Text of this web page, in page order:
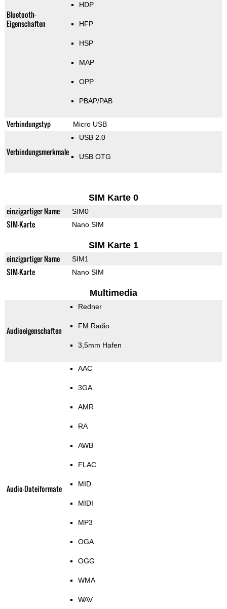
Bluetooth-
Eigenschaften
HDP
HFP
HSP
MAP
OPP
PBAP/PAB
Verbindungstyp Micro USB
Verbindungsmerkmale
USB 2.0
USB OTG
SIM Karte 0
einzigartiger Name SIM0
SIM-Karte Nano SIM
SIM Karte 1
einzigartiger Name SIM1
SIM-Karte Nano SIM
Multimedia
Audioeigenschaften
Redner
FM Radio
3,5mm Hafen
Audio-Dateiformate
AAC
3GA
AMR
RA
AWB
FLAC
MID
MIDI
MP3
OGA
OGG
WMA
WAV